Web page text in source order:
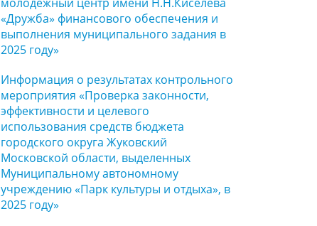
«Дружба» финансового обеспечения и
выполнения муниципального задания в
2025 году»
Информация о результатах контрольного
мероприятия «Проверка законности,
эффективности и целевого
использования средств бюджета
городского округа Жуковский
Московской области, выделенных
Муниципальному автономному
учреждению «Парк культуры и отдыха», в
2025 году»